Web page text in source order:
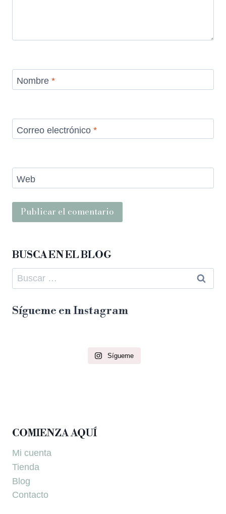
Nombre *
Correo electrónico *
Web
BUSCA EN EL BLOG
Sígueme en Instagram
Sígueme
COMIENZA AQUÍ
Mi cuenta
Tienda
Blog
Contacto